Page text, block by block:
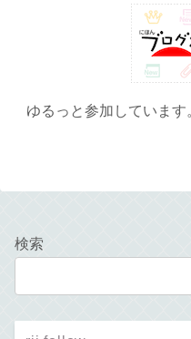
ゆるっと参加しています
検索